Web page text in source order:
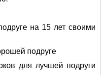
на 15 лет своими
подруге
для лучшей подруги